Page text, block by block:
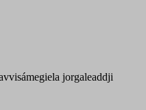
jorgaleaddji